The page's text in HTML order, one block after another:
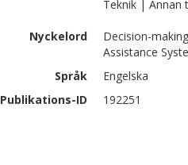
Teknik | Annan
Nyckelord
Decision-
Assistance
Språk
Engelska
Publikations-ID
192251